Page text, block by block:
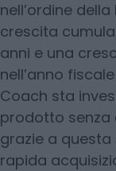
nell’ordine
crescita
anni e una
nell’anno
Coach sta
prodotto senza
grazie a
rapida